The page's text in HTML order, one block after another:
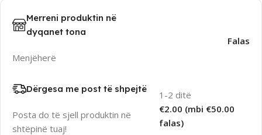
Merreni produktin në
dyqanet tona
Menjëherë
Falas
Dërgesa me post të shpejtë
Posta do të sjell produktin në
shtëpinë tuaj!
1-2 ditë
€2.00 (mbi €50.00
falas)